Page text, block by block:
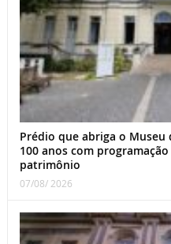
Prédio que abriga o Museu
100 anos com
patrimônio
07/08/ 2026